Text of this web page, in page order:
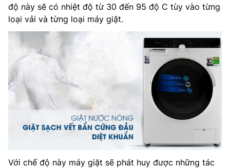
độ này sẽ có nhiệt độ từ 30 đến 95 độ C tùy vào từng
loại vải và từng loại máy giặt.
Với chế độ này máy giặt sẽ phát huy được những tác